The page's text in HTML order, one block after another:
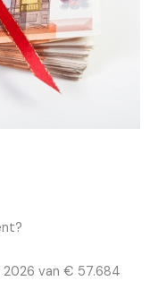
van € 57.684